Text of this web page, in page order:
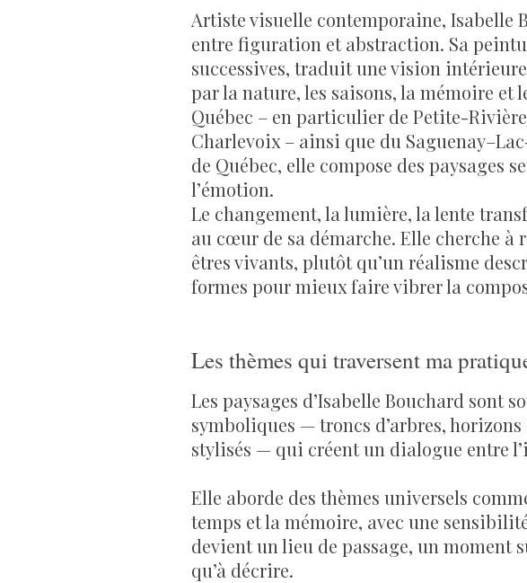
Artiste visuelle contemporaine, Isabelle
entre figuration et abstraction. Sa
successives, traduit une vision
par la nature, les saisons, la mémoire et
Québec – en particulier de Petite-
Charlevoix – ainsi que du
de Québec, elle compose des paysages
l’émotion.
Le changement, la lumière, la lente
au cœur de sa démarche. Elle cherche à
êtres vivants, plutôt qu’un réalisme
formes pour mieux faire vibrer la
Les thèmes qui traversent ma
Les paysages d’Isabelle Bouchard sont
symboliques — troncs d’arbres,
stylisés — qui créent un dialogue entre
Elle aborde des thèmes universels
temps et la mémoire, avec une
devient un lieu de passage, un
qu’à décrire.